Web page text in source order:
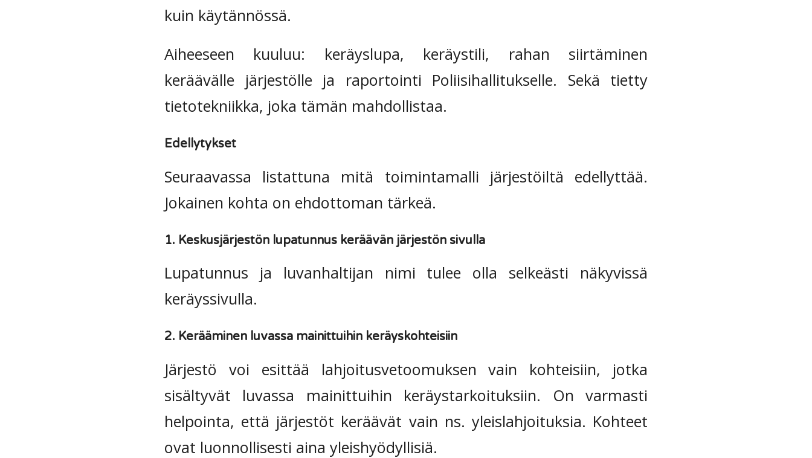
kuin käytännössä.
Aiheeseen kuuluu: keräyslupa, keräystili, rahan siirtäminen
keräävälle järjestölle ja raportointi Poliisihallitukselle. Sekä tietty
tietotekniikka, joka tämän mahdollistaa.
Edellytykset
Seuraavassa listattuna mitä toimintamalli järjestöiltä edellyttää.
Jokainen kohta on ehdottoman tärkeä.
1. Keskusjärjestön lupatunnus keräävän järjestön sivulla
Lupatunnus ja luvanhaltijan nimi tulee olla selkeästi näkyvissä
keräyssivulla.
2. Kerääminen luvassa mainittuihin keräyskohteisiin
Järjestö voi esittää lahjoitusvetoomuksen vain kohteisiin, jotka
sisältyvät luvassa mainittuihin keräystarkoituksiin. On varmasti
helpointa, että järjestöt keräävät vain ns. yleislahjoituksia. Kohteet
ovat luonnollisesti aina yleishyödyllisiä.